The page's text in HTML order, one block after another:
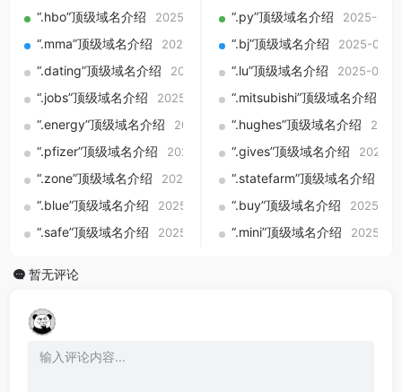
“.hbo”顶级域名介绍 2025-09-01 “.py”顶级域名介绍 2025-09-
“.mma”顶级域名介绍 2025-09-01 “.bj”顶级域名介绍 2025-09-
“.dating”顶级域名介绍 2025-09-01“.lu”顶级域名介绍 2025-09-
“.jobs”顶级域名介绍 2025-09-01 “.mitsubishi”顶级域名介绍
“.energy”顶级域名介绍 2025-09-01“.hughes”顶级域名介绍
“.pfizer”顶级域名介绍 2025-09-01“.gives”顶级域名介绍 2025-
“.zone”顶级域名介绍 2025-09-01 “.statefarm”顶级域名介绍
“.blue”顶级域名介绍 2025-09-01 “.buy”顶级域名介绍 2025-
“.safe”顶级域名介绍 2025-09-01 “.mini”顶级域名介绍 2025-
暂无评论